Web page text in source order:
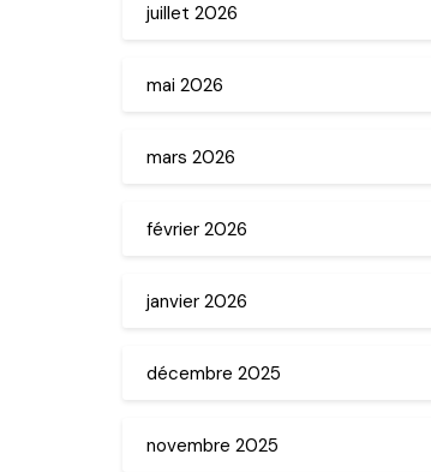
juillet 2026
mai 2026
mars 2026
février 2026
janvier 2026
décembre 2025
novembre 2025